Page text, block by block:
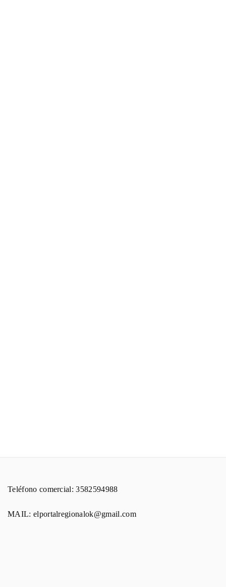
Teléfono comercial: 3582594988
MAIL: elportalregionalok@gmail.com